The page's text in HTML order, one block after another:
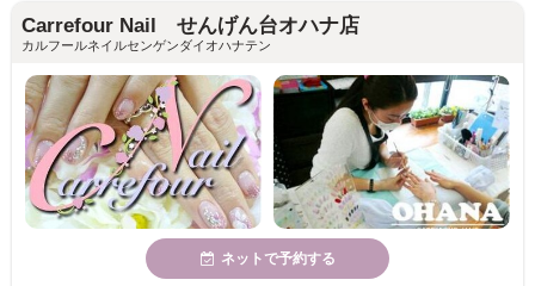
Carrefour Nail せんげん台オハナ店
カルフールネイルセンゲンダイオハナテン
ネットで予約する